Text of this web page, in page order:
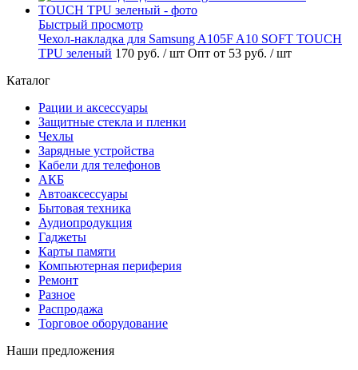
Быстрый просмотр
Чехол-накладка для Samsung A105F A10 SOFT TOUCH
TPU зеленый 170 руб. / шт Опт от 53 руб. / шт
Каталог
Рации и аксессуары
Защитные стекла и пленки
Чехлы
Зарядные устройства
Кабели для телефонов
АКБ
Автоаксессуары
Бытовая техника
Аудиопродукция
Гаджеты
Карты памяти
Компьютерная периферия
Ремонт
Разное
Распродажа
Торговое оборудование
Наши предложения